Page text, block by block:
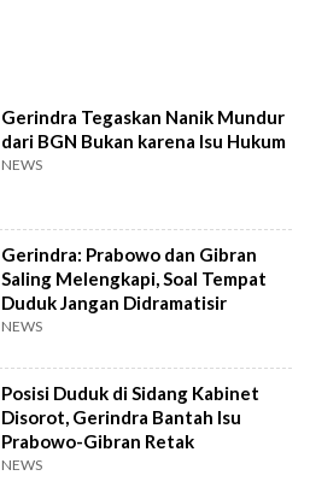
Gerindra Tegaskan Nanik Mundur
dari BGN Bukan karena Isu Hukum
NEWS
Gerindra: Prabowo dan Gibran
Saling Melengkapi, Soal Tempat
Duduk Jangan Didramatisir
NEWS
Posisi Duduk di Sidang Kabinet
Disorot, Gerindra Bantah Isu
Prabowo-Gibran Retak
NEWS